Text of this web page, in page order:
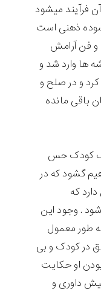
فرآیند میشود
ذهنی است
و فن آرامش
ها وارد شد و
کرد و در صلح و
باقی مانده
یک کودک حس
گشود که در
که
. وجود این
طور معمول
در کودک و بی
او حکایت
داوری و